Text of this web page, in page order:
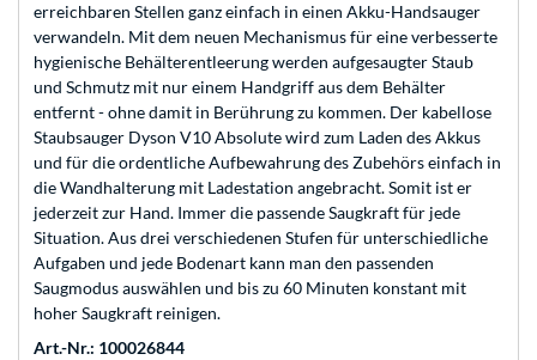
erreichbaren Stellen ganz einfach in einen Akku-Handsauger
verwandeln. Mit dem neuen Mechanismus für eine verbesserte
hygienische Behälterentleerung werden aufgesaugter Staub
und Schmutz mit nur einem Handgriff aus dem Behälter
entfernt - ohne damit in Berührung zu kommen. Der kabellose
Staubsauger Dyson V10 Absolute wird zum Laden des Akkus
und für die ordentliche Aufbewahrung des Zubehörs einfach in
die Wandhalterung mit Ladestation angebracht. Somit ist er
jederzeit zur Hand. Immer die passende Saugkraft für jede
Situation. Aus drei verschiedenen Stufen für unterschiedliche
Aufgaben und jede Bodenart kann man den passenden
Saugmodus auswählen und bis zu 60 Minuten konstant mit
hoher Saugkraft reinigen.
Art.-Nr.: 100026844